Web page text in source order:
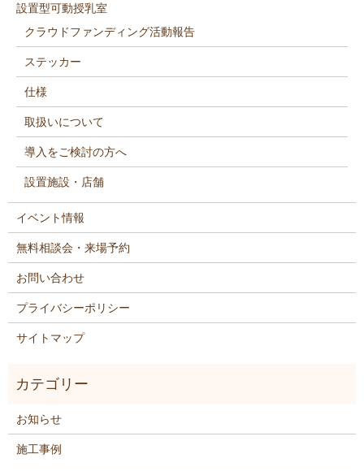
設置型可動授乳室
クラウドファンディング活動報告
ステッカー
仕様
取扱いについて
導入をご検討の方へ
設置施設・店舗
イベント情報
無料相談会・来場予約
お問い合わせ
プライバシーポリシー
サイトマップ
お知らせ
施工事例